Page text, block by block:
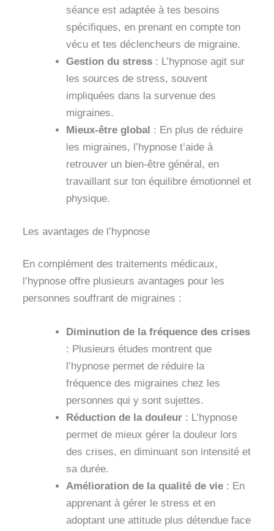
séance est adaptée à tes besoins
spécifiques, en prenant en compte ton
vécu et tes déclencheurs de migraine.
Gestion du stress : L’hypnose agit sur
les sources de stress, souvent
impliquées dans la survenue des
migraines.
Mieux-être global : En plus de réduire
les migraines, l’hypnose t’aide à
retrouver un bien-être général, en
travaillant sur ton équilibre émotionnel et
physique.
Les avantages de l’hypnose
En complément des traitements médicaux,
l’hypnose offre plusieurs avantages pour les
personnes souffrant de migraines :
Diminution de la fréquence des crises
: Plusieurs études montrent que
l’hypnose permet de réduire la
fréquence des migraines chez les
personnes qui y sont sujettes.
Réduction de la douleur : L’hypnose
permet de mieux gérer la douleur lors
des crises, en diminuant son intensité et
sa durée.
Amélioration de la qualité de vie : En
apprenant à gérer le stress et en
adoptant une attitude plus détendue face